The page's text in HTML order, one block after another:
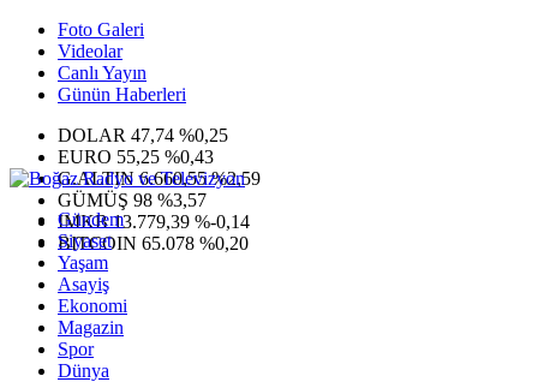
Foto Galeri
Videolar
Canlı Yayın
Günün Haberleri
DOLAR 47,74 %0,25
EURO 55,25 %0,43
G.ALTIN6.660,55 %2,59
GÜMÜŞ 98 %3,57
IMKB13.779,39 %-0,14
BITCOIN 65.078 %0,20
Gündem
Siyaset
Yaşam
Asayiş
Ekonomi
Magazin
Spor
Dünya